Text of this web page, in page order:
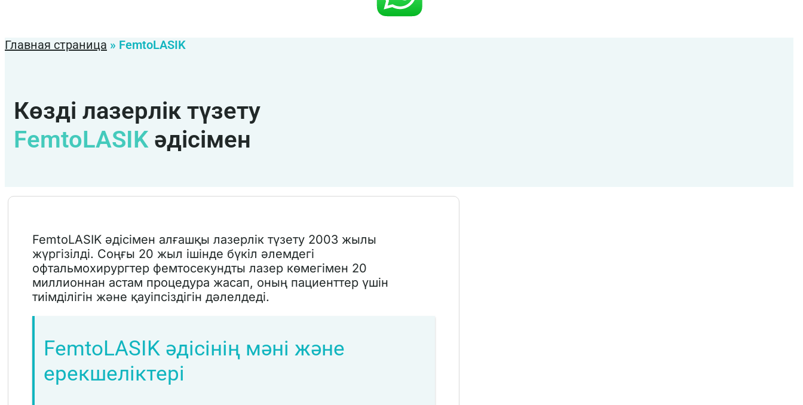
Главная страница » FemtoLASIK
Көзді лазерлік түзету
FemtoLASIKәдісімен
FemtoLASIK әдісімен алғашқы лазерлік түзету 2003 жылы
жүргізілді. Соңғы 20 жыл ішінде бүкіл әлемдегі
офтальмохирургтер фемтосекундты лазер көмегімен 20
миллионнан астам процедура жасап, оның пациенттер үшін
тиімділігін және қауіпсіздігін дәлелдеді.
FemtoLASIK әдісінің мәні және
ерекшеліктері